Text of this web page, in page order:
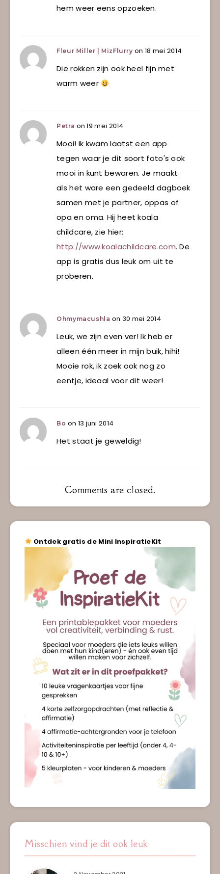
hem weer eens opzoeken.
Fleur Miller | MizFlurry on 18 mei 2014
Die rokken zijn ook heel fijn met
warm weer
Petra on 19 mei 2014
Mooi! Ik kwam laatst een app
tegen waar je dit soort foto's ook
mooi in kunt bewaren. Je maakt
als het ware een gedeeld dagboek
samen met je partner, oppas of
opa en oma. Hij heet koala
childcare, zie hier:
http://www.koalachildcare.com. De
app is gratis dus leuk om uit te
proberen.
Ohmymacushla on 30 mei 2014
Leuk, we zijn even ver! Ik heb er
alleen één meer in mijn buik, hihi!
Mooie rok, ik zoek ook nog zo
eentje, ideaal voor dit weer!
Bo on 13 juni 2014
Het staat je geweldig!
Comments are closed.
Ontdek gratis de Mini InspiratieKit
Misschien vind je dit ook leuk